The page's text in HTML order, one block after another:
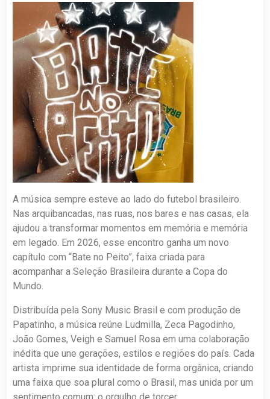
A música sempre esteve ao lado do futebol brasileiro.
Nas arquibancadas, nas ruas, nos bares e nas casas, ela
ajudou a transformar momentos em memória e memória
em legado. Em 2026, esse encontro ganha um novo
capítulo com “Bate no Peito”, faixa criada para
acompanhar a Seleção Brasileira durante a Copa do
Mundo.
Distribuída pela Sony Music Brasil e com produção de
Papatinho, a música reúne Ludmilla, Zeca Pagodinho,
João Gomes, Veigh e Samuel Rosa em uma colaboração
inédita que une gerações, estilos e regiões do país. Cada
artista imprime sua identidade de forma orgânica, criando
uma faixa que soa plural como o Brasil, mas unida por um